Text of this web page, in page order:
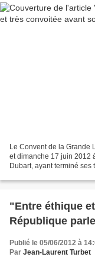
Le Convent de la Grande
et dimanche 17 juin 2012
Dubart, ayant terminé ses
"Entre éthique
République
Publié le 05/06/2012 à
Par Jean-Laurent Turbet